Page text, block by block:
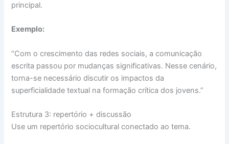
principal.
Exemplo:
“Com o crescimento das redes sociais, a comunicação
escrita passou por mudanças significativas. Nesse cenário,
torna-se necessário discutir os impactos da
superficialidade textual na formação crítica dos jovens.”
Estrutura 3: repertório + discussão
Use um repertório sociocultural conectado ao tema.